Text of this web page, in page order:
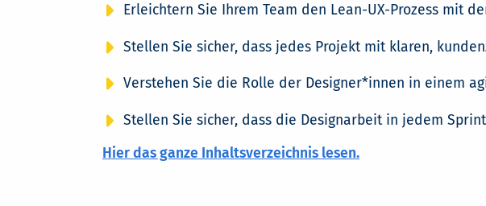
Erleichtern Sie Ihrem Team den Lean-UX-Prozess mit
Stellen Sie sicher, dass jedes Projekt mit klaren,
Verstehen Sie die Rolle der Designer*innen in einem
Stellen Sie sicher, dass die Designarbeit in jedem
Hier das ganze Inhaltsverzeichnis lesen.